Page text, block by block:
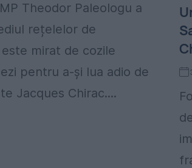
Theodor Paleologu a
rețelelor de
mirat de cozile
pentru a-și lua adio de
Jacques Chirac....